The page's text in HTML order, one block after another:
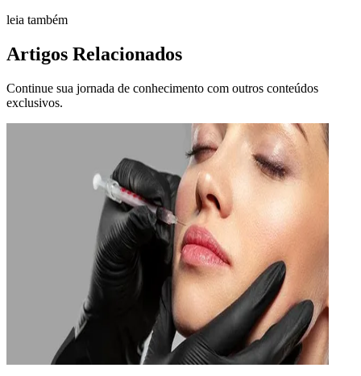
leia também
Artigos Relacionados
Continue sua jornada de conhecimento com outros conteúdos
exclusivos.